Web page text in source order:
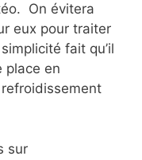
On évitera
eux pour traiter
fait qu’il
place en
sur